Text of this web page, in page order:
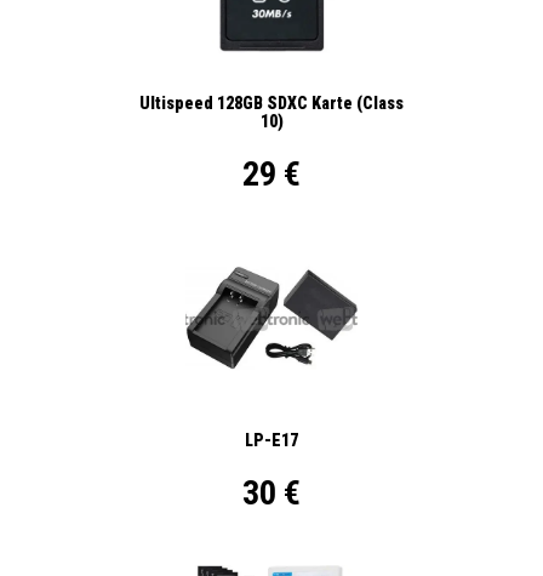
Ultispeed 128GB SDXC Karte (Class
10)
29 €
LP-E17
30 €